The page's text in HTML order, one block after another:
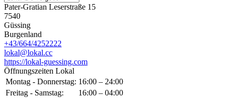
Pater-Gratian Leserstraße 15
7540
Güssing
Burgenland
+43/664/4252222
lokal@lokal.cc
https://lokal-guessing.com
Öffnungszeiten Lokal
Montag - Donnerstag: 16:00 – 24:00
Freitag - Samstag:
16:00 – 04:00